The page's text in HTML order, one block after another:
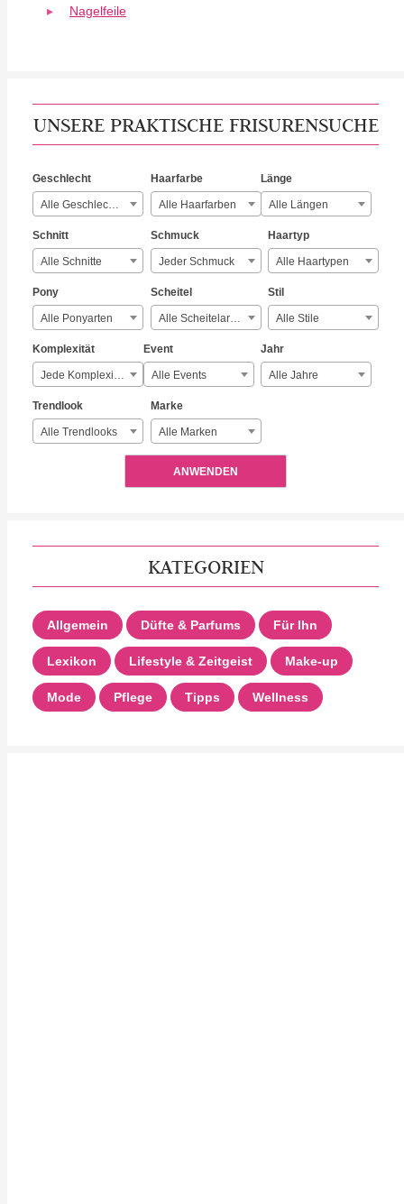
Nagelfeile
UNSERE PRAKTISCHE FRISURENSUCHE
Geschlecht
Alle Geschlechter
Haarfarbe
Alle Haarfarben
Länge
Alle Längen
Schnitt
Alle Schnitte
Schmuck
Jeder Schmuck
Haartyp
Alle Haartypen
Pony
Alle Ponyarten
Scheitel
Alle Scheitelarten
Stil
Alle Stile
Komplexität
Jede Komplexität
Event
Alle Events
Jahr
Alle Jahre
Trendlook
Alle Trendlooks
Marke
Alle Marken
ANWENDEN
KATEGORIEN
Allgemein Düfte & Parfums Für Ihn
Lexikon Lifestyle & Zeitgeist Make-up
Mode Pflege Tipps Wellness